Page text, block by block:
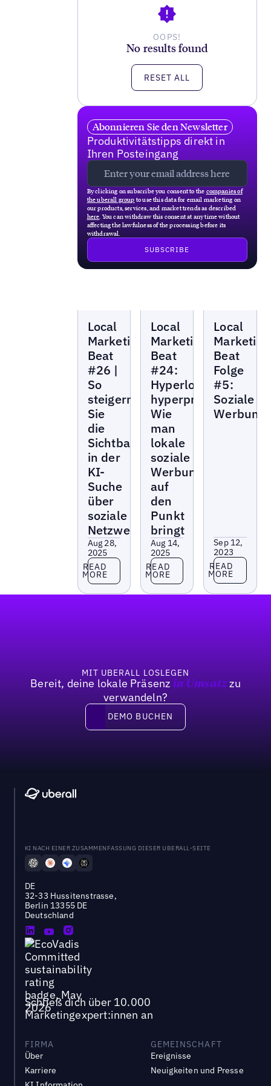
OOPS!
No results found
RESET ALL
Abonnieren Sie den Newsletter
Produktivitätstipps direkt in
Ihren Posteingang
By clicking on subscribe you consent to the companies of
the uberall group to use this data for email marketing on
our products, services, and market trends as described
here . You can withdraw this consent at any time without
affecting the lawfulness of the processing before its
withdrawal.
Marketing
Beat
Local
Marketing
Beat
#26 |
So
steigern
Sie
die
Sichtbarkeit
in der
KI-
Suche
über
soziale
Netzwerke
Aug 28,
2025
Read more
READ
MORE
Marketing
Beat
Local
Marketing
Beat
#24:
Hyperlokal,
hyperprofitabel:
Wie
man
lokale
soziale
Werbung
auf
den
Punkt
bringt
Aug 14,
2025
Read more
READ
MORE
Marketing
Beat
Local
Marketing
Beat
Folge
#5:
Soziale
Werbung
Sep 12,
2023
Read more
READ
MORE
MIT UBERALL LOSLEGEN
Bereit, deine lokale Präsenz in Umsatzzu
verwandeln?
DEMO BUCHEN
DEMO BUCHEN
KI NACH EINER ZUSAMMENFASSUNG DIESER UBERALL-SEITE
DE
32-33 Hussitenstrasse,
Berlin 13355 DE
Deutschland
Schließ dich über 10.000
Marketingexpert:innen an
FIRMA
Über
Karriere
GEMEINSCHAFT
Ereignisse
Neuigkeiten und Presse